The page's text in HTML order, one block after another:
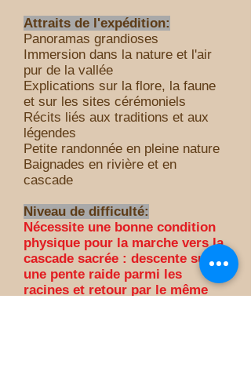
Attraits de l'expédition:
Panoramas grandioses
Immersion dans la nature et l'air
pur de la vallée
Explications sur la flore, la faune
et sur les sites cérémoniels
Récits liés aux traditions et aux
légendes
Petite randonnée en pleine nature
Baignades en rivière et en
cascade
Niveau de difficulté:
Nécessite une bonne condition
physique pour la marche vers la
cascade sacrée : descente sur
une pente raide parmi les
racines et retour par le même